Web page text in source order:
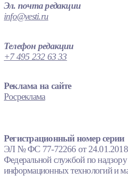
Эл. почта редакции
info@vesti.ru
Телефон редакции
+7 495 232 63 33
Реклама на сайте
Росреклама
Регистрационный номер серии
ЭЛ № ФС 77-72266 от 24.01.2018.
Федеральной службой по надзору
информационных технологий и